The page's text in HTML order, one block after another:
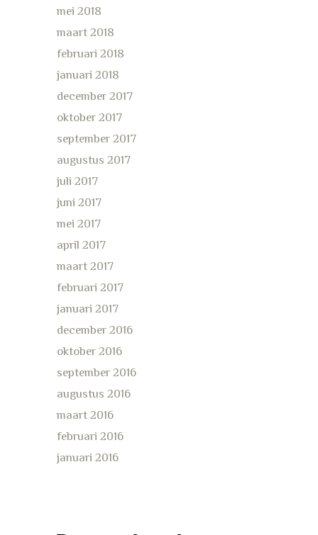
mei 2018
maart 2018
februari 2018
januari 2018
december 2017
oktober 2017
september 2017
augustus 2017
juli 2017
juni 2017
mei 2017
april 2017
maart 2017
februari 2017
januari 2017
december 2016
oktober 2016
september 2016
augustus 2016
maart 2016
februari 2016
januari 2016